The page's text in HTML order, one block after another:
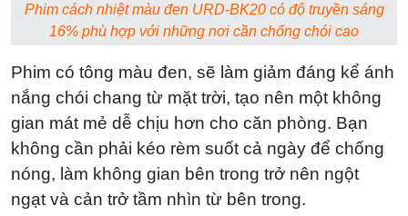
Phim cách nhiệt màu đen URD-BK20 có độ truyền sáng
16% phù hợp với những nơi cần chống chói cao
Phim có tông màu đen, sẽ làm giảm đáng kể ánh
nắng chói chang từ mặt trời, tạo nên một không
gian mát mẻ dễ chịu hơn cho căn phòng. Bạn
không cần phải kéo rèm suốt cả ngày để chống
nóng, làm không gian bên trong trở nên ngột
ngạt và cản trở tầm nhìn từ bên trong.